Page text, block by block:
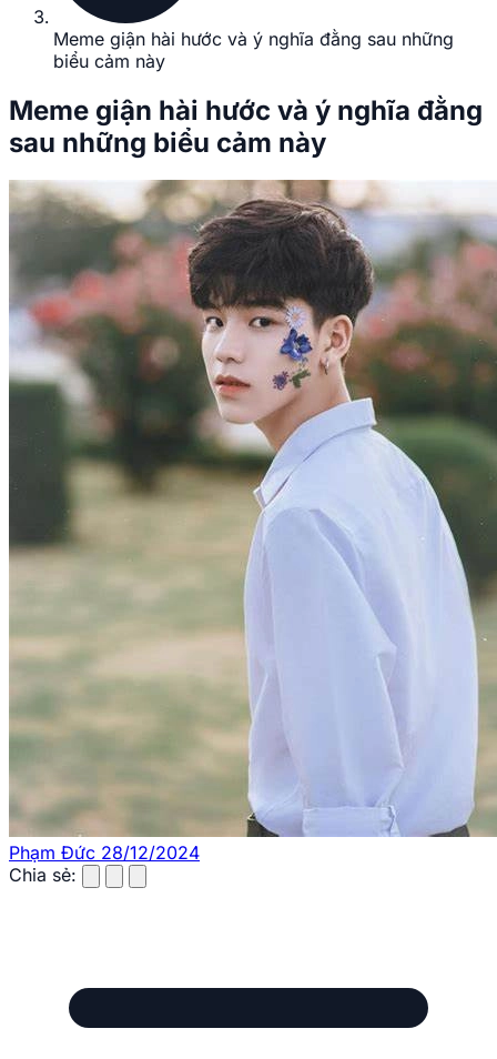
Meme giận hài hước và ý nghĩa đằng sau những
biểu cảm này
Meme giận hài hước và ý nghĩa đằng
sau những biểu cảm này
Phạm Đức 28/12/2024
Chia sẻ: